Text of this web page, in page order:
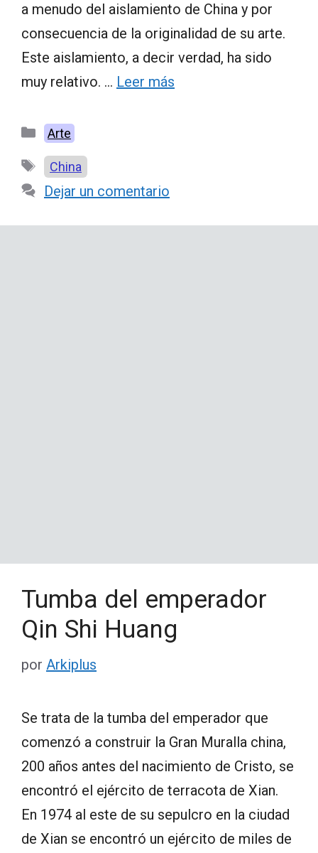
a menudo del aislamiento de China y por
consecuencia de la originalidad de su arte.
Este aislamiento, a decir verdad, ha sido
muy relativo. … Leer más
Categorías
Arte
Etiquetas
China
Dejar un comentario
Tumba del emperador
Qin Shi Huang
por Arkiplus
Se trata de la tumba del emperador que
comenzó a construir la Gran Muralla china,
200 años antes del nacimiento de Cristo, se
encontró el ejército de terracota de Xian.
En 1974 al este de su sepulcro en la ciudad
de Xian se encontró un ejército de miles de